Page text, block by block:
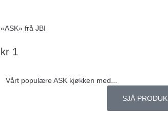
«ASK» frå JBI
kr 1
Vårt populære ASK kjøkken med...
SJÅ